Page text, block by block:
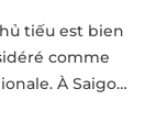
tiếu est bien
comme
Saigon